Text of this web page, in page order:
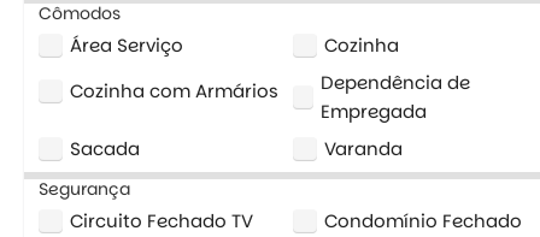
Cômodos
Área Serviço
Cozinha
Cozinha com Armários
Dependência de
Empregada
Sacada
Varanda
Segurança
Circuito Fechado TV
Condomínio Fechado